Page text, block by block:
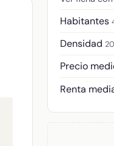
Habitantes
Densidad
Precio
Renta